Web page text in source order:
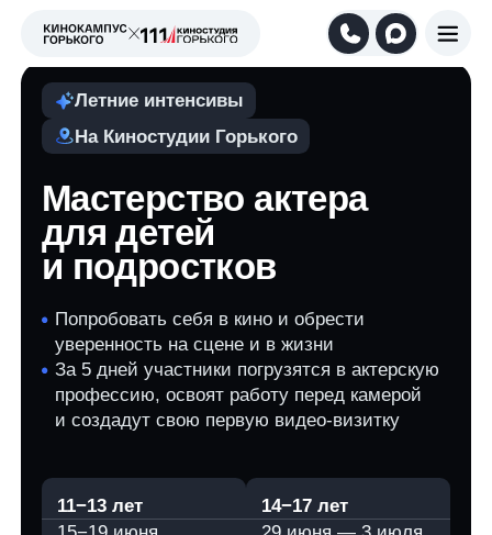
11−13 лет
10−14 августа
14−17 лет
Попробовать себя в кино и обрести
уверенность на сцене и в жизни
За 5 дней участники погрузятся в актерскую
профессию, освоят работу перед камерой
и создадут свою первую видео-визитку
для детей
и подростков
Летние интенсивы
На Киностудии Горького